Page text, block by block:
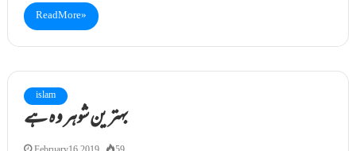
Read More »
islam
بہترین شوہر وہ ہے